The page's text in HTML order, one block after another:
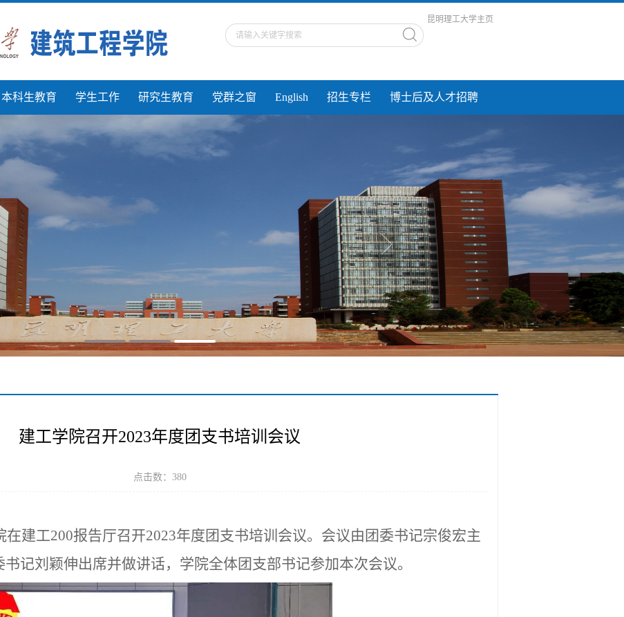
昆明理工大学主页
本科生教育 学生工作 研究生教育 党群之窗 English 招生专栏 博士后及人才招聘
建工学院召开2023年度团支书培训会议
点击数： 380
在建工200报告厅召开2023年度团支书培训会议。会议由团委书记宗俊宏主
书记刘颖伸出席并做讲话， 学院全体团支部书记参加本次会议。